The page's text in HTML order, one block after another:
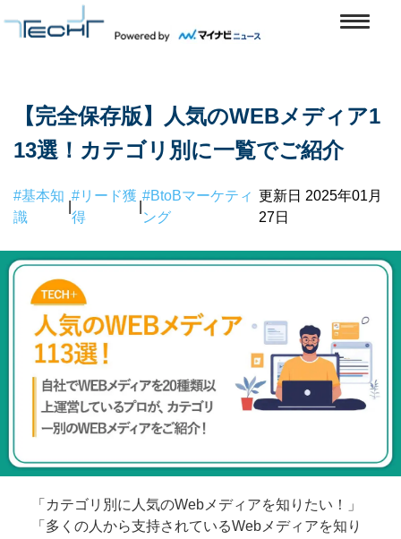
【完全保存版】人気のWEBメディア1
13選！カテゴリ別に一覧でご紹介
#基本知
識
#リード獲
得
#BtoBマーケティ
ング
更新日 2025年01月
27日
「カテゴリ別に人気のWebメディアを知りたい！」
「多くの人から支持されているWebメディアを知り